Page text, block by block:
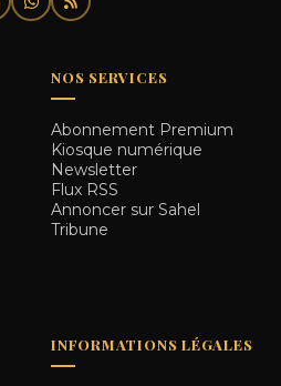
NOS SERVICES
Abonnement Premium
Kiosque numérique
Newsletter
Flux RSS
Annoncer sur Sahel
Tribune
INFORMATIONS LÉGALES